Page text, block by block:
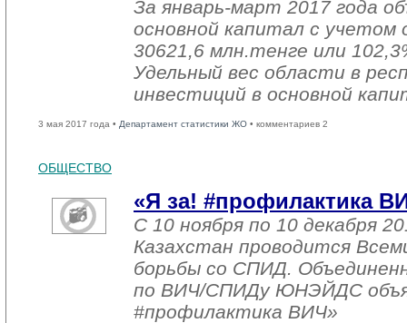
За январь-март 2017 года
основной капитал с учетом
30621,6 млн.тенге или
Удельный вес области в
инвестиций в основной
3 мая 2017 года • Департамент статистики ЖО • комментариев 2
ОБЩЕСТВО
«Я за! #профилактика
С 10 ноября по 10 декабря
Казахстан проводится
борьбы со СПИД.
по ВИЧ/СПИДу ЮНЭЙДС
#профилактика ВИЧ»